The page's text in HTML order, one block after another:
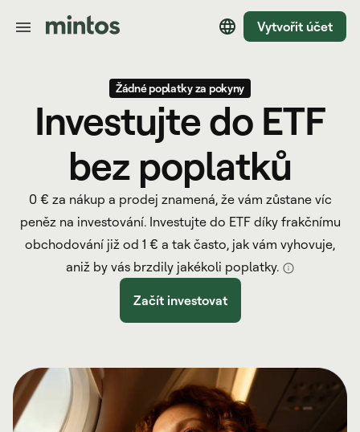
Vytvořit účet
Žádné poplatky za pokyny
Investujte do ETF
bez poplatků
0 € za nákup a prodej znamená, že vám zůstane víc
peněz na investování. Investujte do ETF díky frakčnímu
obchodování již od 1 € a tak často, jak vám vyhovuje,
aniž by vás brzdily jakékoli poplatky.
Začít investovat